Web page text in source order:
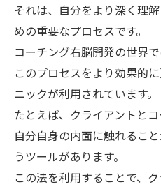
それは、自分をより深く理
めの重要なプロセスです。
コーチング右脳開発の世界で
このプロセスをより効果的
ニックが利用されています。
たとえば、クライアントとコ
自分自身の内面に触れるこ
うツールがあります。
この法を利用することで、